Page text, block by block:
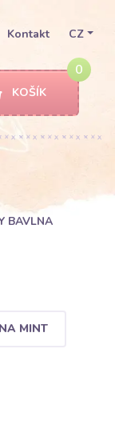
Kontakt CZ
0
KOŠÍK
BAVLNA
MINT